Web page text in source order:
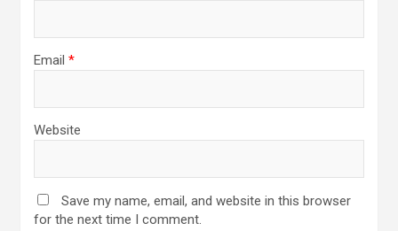
Email *
Website
Save my name, email, and website in this browser
for the next time I comment.